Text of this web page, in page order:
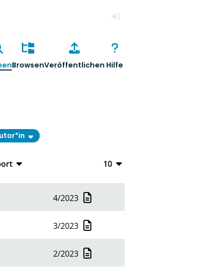
BrowsenVeröffentlichen Hilfe
10
100
4/2023
3/2023
2/2023